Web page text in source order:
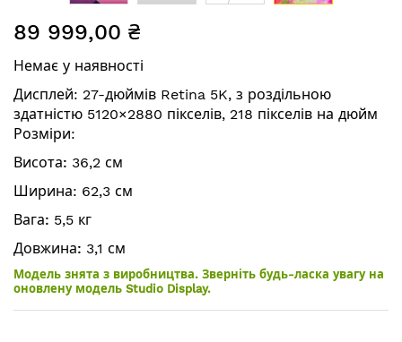
до
галереї
зображень
89 999,00 ₴
Немає у наявності
Дисплей: 27-дюймів Retina 5K, з роздільною
здатністю 5120×2880 пікселів, 218 пікселів на дюйм
Розміри:
Висота: 36,2 см
Ширина: 62,3 см
Вага: 5,5 кг
Довжина: 3,1 см
Модель знята з виробництва. Зверніть будь-ласка увагу на
оновлену модель Studio Display.